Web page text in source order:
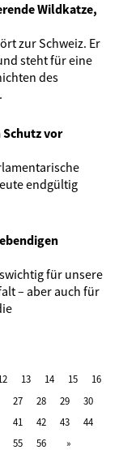
Wildkatze,
zur Schweiz. Er
steht für eine
des
vor
endgültig
für unsere
– aber auch für
13 14 15
16
27 28 29
30
41 42 43
44
55 56